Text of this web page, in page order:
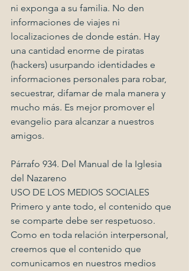
ni exponga a su familia. No den
informaciones de viajes ni
localizaciones de donde están. Hay
una cantidad enorme de piratas
(hackers) usurpando identidades e
informaciones personales para robar,
secuestrar, difamar de mala manera y
mucho más. Es mejor promover el
evangelio para alcanzar a nuestros
amigos.
Párrafo 934. Del Manual de la Iglesia
del Nazareno
USO DE LOS MEDIOS SOCIALES
Primero y ante todo, el contenido que
se comparte debe ser respetuoso.
Como en toda relación interpersonal,
creemos que el contenido que
comunicamos en nuestros medios